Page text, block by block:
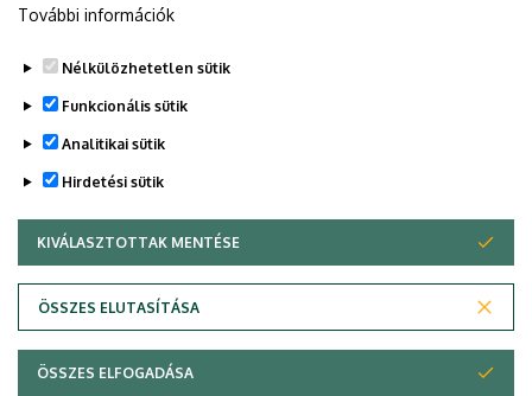
Adatvédelem
További információk
Nélkülözhetetlen sütik
Funkcionális sütik
Analitikai sütik
Hirdetési sütik
KIVÁLASZTOTTAK MENTÉSE
ÖSSZES ELUTASÍTÁSA
WITHDRAW CONSENT
ÖSSZES ELFOGADÁSA